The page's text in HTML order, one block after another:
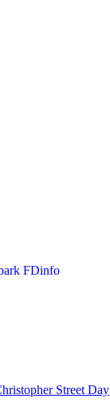
Street Day